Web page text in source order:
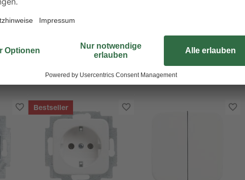
Bestseller